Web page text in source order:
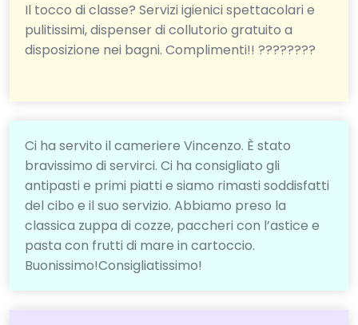
Il tocco di classe? Servizi igienici spettacolari e
pulitissimi, dispenser di collutorio gratuito a
disposizione nei bagni. Complimenti!! ????????
Ci ha servito il cameriere Vincenzo. È stato
bravissimo di servirci. Ci ha consigliato gli
antipasti e primi piatti e siamo rimasti soddisfatti
del cibo e il suo servizio. Abbiamo preso la
classica zuppa di cozze, paccheri con l’astice e
pasta con frutti di mare in cartoccio.
Buonissimo!Consigliatissimo!